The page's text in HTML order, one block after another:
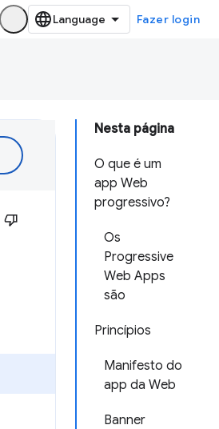
Fazer login
Nesta página
O que é um
app Web
progressivo?
Os
Progressive
Web Apps
são
Princípios
Manifesto do
app da Web
Banner